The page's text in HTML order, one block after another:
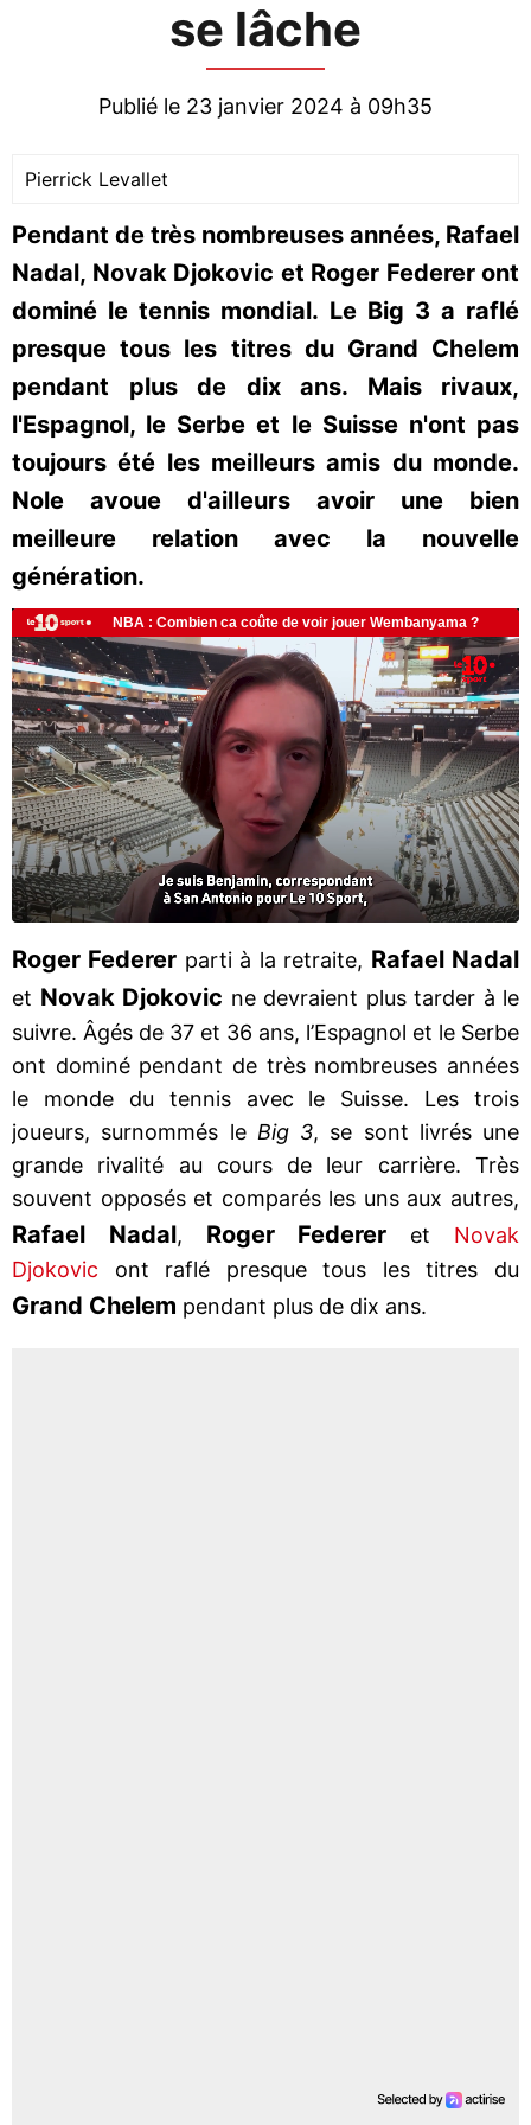
se lâche
Publié le 23 janvier 2024 à 09h35
Pierrick Levallet
Pendant de très nombreuses années, Rafael
Nadal, Novak Djokovic et Roger Federer ont
dominé le tennis mondial. Le Big 3 a raflé
presque tous les titres du Grand Chelem
pendant plus de dix ans. Mais rivaux,
l'Espagnol, le Serbe et le Suisse n'ont pas
toujours été les meilleurs amis du monde.
Nole avoue d'ailleurs avoir une bien
meilleure relation avec la nouvelle
génération.
Roger Federer parti à la retraite, Rafael Nadal
et Novak Djokovic ne devraient plus tarder à le
suivre. Âgés de 37 et 36 ans, l’Espagnol et le Serbe
ont dominé pendant de très nombreuses années
le monde du tennis avec le Suisse. Les trois
joueurs, surnommés le Big 3, se sont livrés une
grande rivalité au cours de leur carrière. Très
souvent opposés et comparés les uns aux autres,
Rafael Nadal, Roger Federer et Novak
Djokovic ont raflé presque tous les titres du
Grand Chelem pendant plus de dix ans.